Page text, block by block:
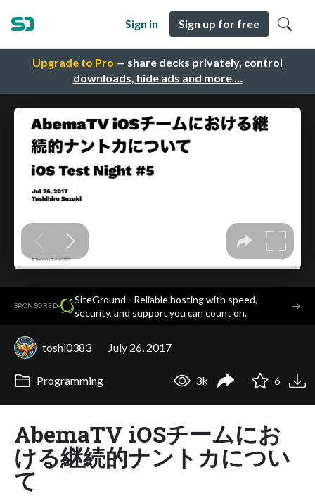
Upgrade to Pro — share decks privately, control
downloads, hide ads and more …
Sign in Sign up for free
SPONSORED·
SiteGround - Reliable hosting with speed,
security, and support you can count on.
→
toshi0383 July 26, 2017
Programming 3k 6
AbemaTV iOSチームにお
ける継続的ナントカについ
て